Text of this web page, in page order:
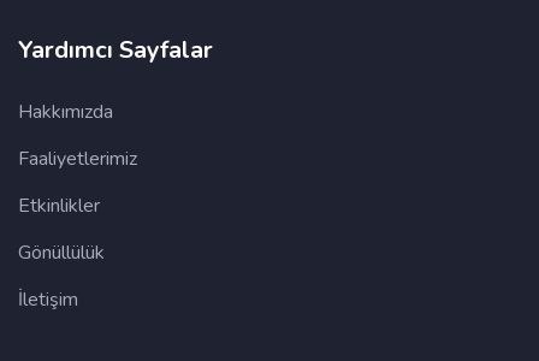
Yardımcı Sayfalar
Hakkımızda
Faaliyetlerimiz
Etkinlikler
Gönüllülük
İletişim